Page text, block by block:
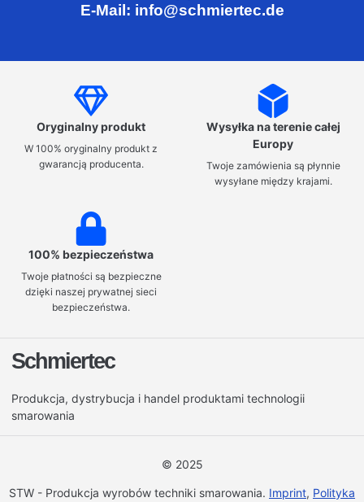
E-Mail: info@schmiertec.de
Oryginalny produkt
W 100% oryginalny produkt z
gwarancją producenta.
Wysyłka na terenie całej
Europy
Twoje zamówienia są płynnie
wysyłane między krajami.
100% bezpieczeństwa
Twoje płatności są bezpieczne
dzięki naszej prywatnej sieci
bezpieczeństwa.
Schmiertec
Produkcja, dystrybucja i handel produktami technologii
smarowania
© 2025
STW - Produkcja wyrobów techniki smarowania. Imprint, Polityka